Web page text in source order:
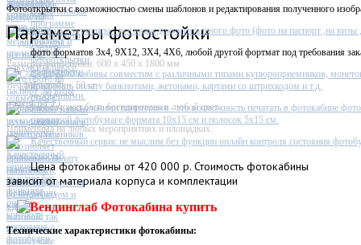
Параметры фотостойки
Размеры фотостойки: 600 х 450 х 1800 мм
Вес фотостойки: 50 кг
Фотостойка может быть брендирована в любой цвет
Применима на любых мероприятиях и площадках.
Фотооткрытки с возможностью смены шаблонов и редактирования полученного
Фото на документы - все виды документального фото (фото на паспорт ,на визы
фото форматов 3х4, 9X12, 3X4, 4X6, любой другой фортмат под требования
Софт фото кабины совместим с различными типами купюроприемников,
принимать оплату банкнотами, жетонами, картами со штрихкодом и т.д.
Работа с несколькими принтерами - это возможность печатать в фотокабине
глянцевой фотобумаге формата 10х15 см и полосок 5х15 см.
Качественный сервис не мыслим без функции онлайн контроля состояния
Ценафотокабины от 420 000 р. Стоимость фотокабины
зависит от материала корпуса и комплектации
Технические характеристики фотокабины: